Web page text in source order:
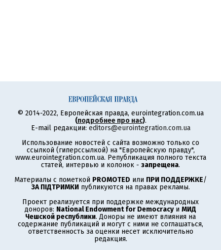
© 2014-2022, Европейская правда, eurointegration.com.ua
(подробнее про нас).
E-mail редакции: editors@eurointegration.com.ua
Использование новостей с сайта возможно только со
ссылкой (гиперссылкой) на "Европейскую правду",
www.eurointegration.com.ua. Републикация полного текста
статей, интервью и колонок - запрещена.
Материалы с пометкой PROMOTED или ПРИ ПОДДЕРЖКЕ/
ЗА ПІДТРИМКИ публикуются на правах рекламы.
Проект реализуется при поддержке международных
доноров: National Endowment for Democracyи МИД
Чешской республики. Доноры не имеют влияния на
содержание публикаций и могут с ними не соглашаться,
ответственность за оценки несет исключительно
редакция.